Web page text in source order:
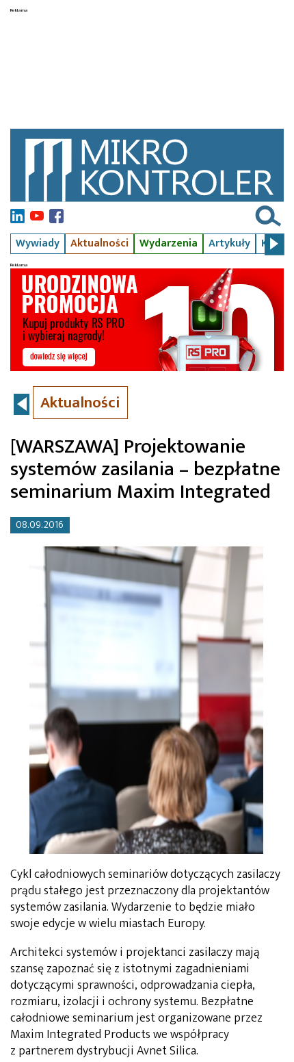
Wywiady Aktualności Wydarzenia Artykuły Kursy
Aktualności
[WARSZAWA] Projektowanie
systemów zasilania – bezpłatne
seminarium Maxim Integrated
08.09.2016
Cykl całodniowych seminariów dotyczących zasilaczy
prądu stałego jest przeznaczony dla projektantów
systemów zasilania. Wydarzenie to będzie miało
swoje edycje w wielu miastach Europy.
Architekci systemów i projektanci zasilaczy mają
szansę zapoznać się z istotnymi zagadnieniami
dotyczącymi sprawności, odprowadzania ciepła,
rozmiaru, izolacji i ochrony systemu. Bezpłatne
całodniowe seminarium jest organizowane przez
Maxim Integrated Products we współpracy
z partnerem dystrybucji Avnet Silica.